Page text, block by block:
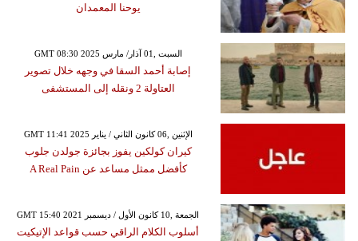
يوحنا المعمدان
GMT 08:30 2025 السبت ,01 آذار/ مارس
إصابة أحمد السقا في وجهه خلال تصوير
العتاولة 2 ونقله إلى المستشفى
GMT 11:41 2025 الإثنين ,06 كانون الثاني / يناير
كيران كولكين يفوز بجائزة جولدن جلوب
كأفضل ممثل مساعد عن A Real Pain
GMT 15:40 2021 الجمعة ,10 كانون الأول / ديسمبر
أسلوب الكلام الراقي حسب قواعد الإتيكيت